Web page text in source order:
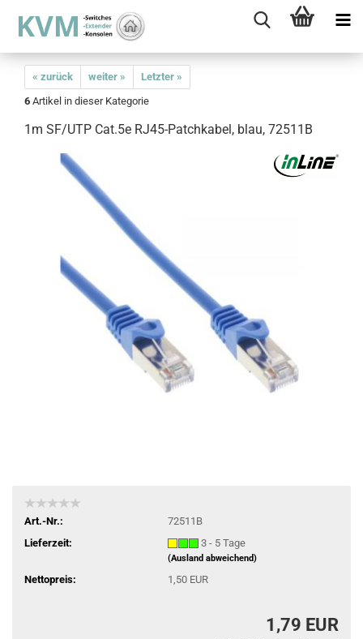
« zurück weiter »
Letzter »
6 Artikel in dieser Kategorie
1m SF/UTP Cat.5e RJ45-Patchkabel, blau, 72511B
Art.-Nr.:
72511B
Lieferzeit:
3 - 5 Tage
(Ausland abweichend)
Nettopreis: 1,50 EUR
1,79 EUR